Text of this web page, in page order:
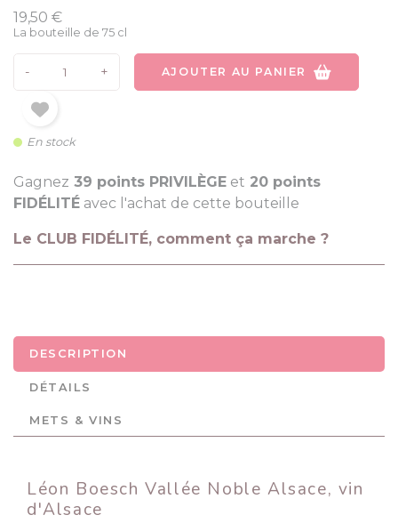
19,50 €
La bouteille de 75 cl
- + AJOUTER AU PANIER
En stock
Gagnez 39 points PRIVILÈGE et 20 points
FIDÉLITÉ avec l'achat de cette bouteille
Le CLUB FIDÉLITÉ, comment ça marche ?
DESCRIPTION
DÉTAILS
METS & VINS
Léon Boesch Vallée Noble Alsace, vin
d'Alsace